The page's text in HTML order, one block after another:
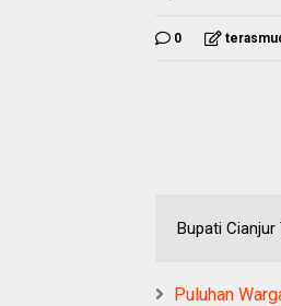
0
Bupati
Puluhan